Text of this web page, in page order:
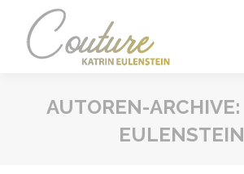
AUTOREN-ARCHIVE:
EULENSTEIN